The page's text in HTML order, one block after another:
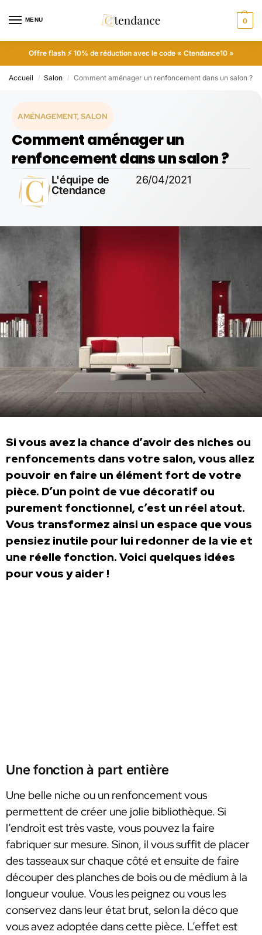
MENU 0
Offre flash ⚡ 10% de réduction avec le code « Ctendance10 »
Accueil / Salon / Comment aménager un renfoncement dans un salon ?
AMÉNAGEMENT,SALON
Comment aménager un
renfoncement dans un salon ?
L'équipe de
Ctendance
26/04/2021
Si vous avez la chance d’avoir des niches ou
renfoncements dans votre salon, vous allez
pouvoir en faire un élément fort de votre
pièce. D’un point de vue décoratif ou
purement fonctionnel, c’est un réel atout.
Vous transformez ainsi un espace que vous
pensiez inutile pour lui redonner de la vie et
une réelle fonction. Voici quelques idées
pour vous y aider !
Une fonction à part entière
Une belle niche ou un renfoncement vous
permettent de créer une jolie bibliothèque. Si
l’endroit est très vaste, vous pouvez la faire
fabriquer sur mesure. Sinon, il vous suffit de placer
des tasseaux sur chaque côté et ensuite de faire
découper des planches de bois ou de médium à la
longueur voulue. Vous les peignez ou vous les
conservez dans leur état brut, selon la déco que
vous avez adoptée dans cette pièce. L’effet est